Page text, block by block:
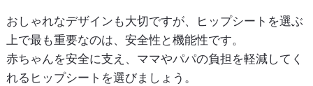
おしゃれなデザインも大切ですが、ヒップシートを選ぶ
上で最も重要なのは、安全性と機能性です。
赤ちゃんを安全に支え、ママやパパの負担を軽減してく
れるヒップシートを選びましょう。